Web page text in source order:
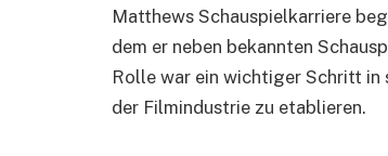
Matthews Schauspielkarriere
dem er neben bekannten
Rolle war ein wichtiger Schritt in
der Filmindustrie zu etablieren.